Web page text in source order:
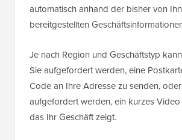
automatisch anhand der bisher von
bereitgestellten
Je nach Region und Geschäftstyp
Sie aufgefordert werden, eine
Code an Ihre Adresse zu senden,
aufgefordert werden, ein kurzes
das Ihr Geschäft zeigt.